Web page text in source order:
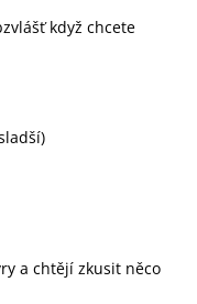
když chcete
a chtějí zkusit něco